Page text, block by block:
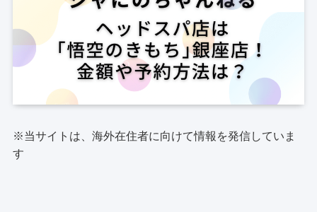
※当サイトは、海外在住者に向けて情報を発信していま
す